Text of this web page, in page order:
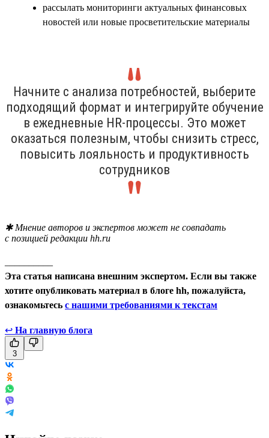
рассылать мониторинги актуальных финансовых
новостей или новые просветительские материалы
Начните с анализа потребностей, выберите
подходящий формат и интегрируйте обучение
в ежедневные HR-процессы. Это может
оказаться полезным, чтобы снизить стресс,
повысить лояльность и продуктивность
сотрудников
✱ Мнение авторов и экспертов может не совпадать
с позицией редакции hh.ru
Эта статья написана внешним экспертом. Если вы также
хотите опубликовать материал в блоге hh, пожалуйста,
ознакомьтесь с нашими требованиями к текстам
↩ На главную блога
3